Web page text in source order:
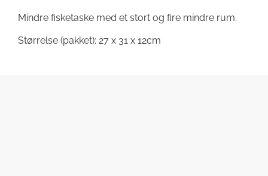
Mindre fisketaske med et stort og fire mindre rum.
Størrelse (pakket): 27 x 31 x 12cm